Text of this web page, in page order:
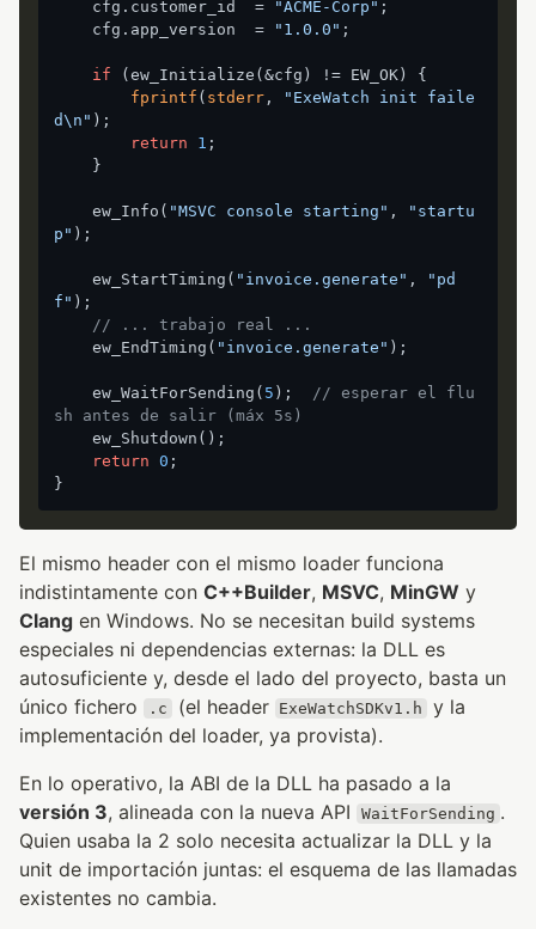
    cfg.customer_id  =
"ACME-Corp" ;
    cfg.app_version  =
"1.0.0" ;
if (ew_Initialize(&cfg) != EW_OK) {
fprintf ( stderr,
"ExeWatch init faile
d\n" );
return
1 ;
    ew_Info(
"MSVC console starting" ,
"startu
p" );
    ew_StartTiming(
"invoice.generate" ,
"pd
f" );
// ... trabajo real ...
    ew_EndTiming(
"invoice.generate" );
    ew_WaitForSending(
5 ); // esperar el flu
sh antes de salir (máx 5s)
return 0 ;
El mismo header con el mismo loader funciona
indistintamente con C++Builder, MSVC, MinGW y
Clang en Windows. No se necesitan build systems
especiales ni dependencias externas: la DLL es
autosuficiente y, desde el lado del proyecto, basta un
único fichero
.c (el header ExeWatchSDKv1.h
y la
implementación del loader, ya provista).
En lo operativo, la ABI de la DLL ha pasado a la
versión 3, alineada con la nueva API WaitForSending .
Quien usaba la 2 solo necesita actualizar la DLL y la
unit de importación juntas: el esquema de las llamadas
existentes no cambia.